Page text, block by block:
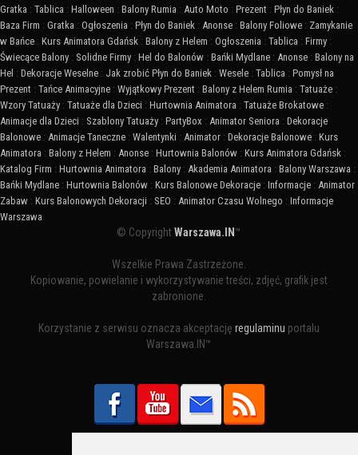
Gratka : Tablica : Halloween : Balony Rumia : Auto Moto : Prezent : Płyn do Baniek :
Baza Firm : Gratka : Ogłoszenia : Płyn do Baniek : Anonse : Balony Foliowe : Zamykanie
w Bańce : Kurs Animatora Gdańsk : Balony z Helem : Ogłoszenia : Tablica : Firmy :
Świecące Balony : Solidne Firmy : Hel do Balonów : Bańki Mydlane : Anonse : Balony na
Hel : Dekoracje Weselne : Jak zrobić Płyn do Baniek : Wesele : Tablica : Pomysł na
Prezent : Tańce Animacyjne : Wyjątkowy Prezent : Balony z Helem Rumia : Tatuaże :
Wzory Tatuaży : Tatuaże dla Dzieci : Hurtownia Animatora : Tatuaże Brokatowe :
Animacje dla Dzieci : Szablony Tatuaży : PartyBox : Animator Seniora : Dekoracje
Balonowe : Animacje Taneczne : Walentynki : Animator : Dekoracje Balonowe : Kurs
Animatora : Balony z Helem : Anonse : Hurtownia Balonów : Kurs Animatora Gdańsk :
Katalog Firm : Hurtownia Animatora : Balony : Akademia Animatora : Balony Warszawa :
Bańki Mydlane : Hurtownia Balonów : Kurs Balonowe Dekoracje : Informacje : Animator
Zabaw : Kurs Balonowych Dekoracji : SEO : Animator Czasu Wolnego : Informacje
Warszawa
© CopyrightWarszawa.IN ™
Wszelkie Prawa Zastrzeżone.
Kopiowanie, powielanie i wykorzystywanie treści, zdjęć, grafik jest
zabronione.
Korzystanie z serwisu oznacza akceptację regulaminu portalu
Warszawa.IN™